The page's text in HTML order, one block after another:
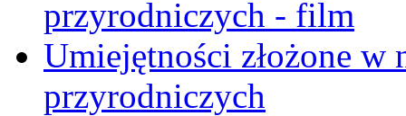
przyrodniczych - film
Umiejętności złożone
przyrodniczych